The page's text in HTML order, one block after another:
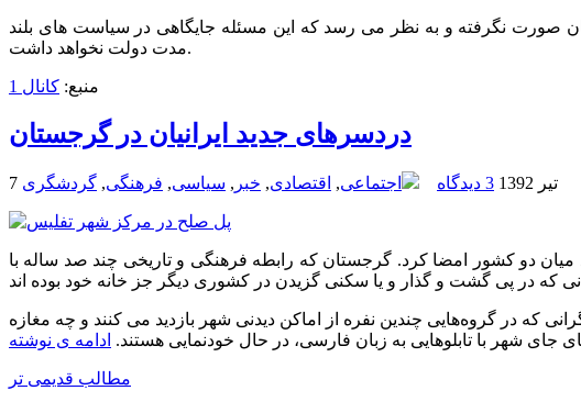
صورت نگرفته و به نظر می رسد که این مسئله جایگاهی در سیاست های بلند
مدت دولت نخواهد داشت.
منبع: کانال 1
دردسرهای جدید ایرانیان در گرجستان
7 تیر 1392 3 دیدگاه اجتماعی, اقتصادی, خبر , سیاسی, فرهنگی, گردشگری
میان دو کشور امضا کرد. گرجستان که رابطه فرهنگی و تاریخی چند صد ساله با
که در گروه‌هایی چندین نفره از اماکن دیدنی شهر بازدید می کنند و چه مغازه
شهر با تابلوهایی به زبان فارسی، در حال خودنمایی هستند. ادامه ی نوشته
مطالب قديمی تر